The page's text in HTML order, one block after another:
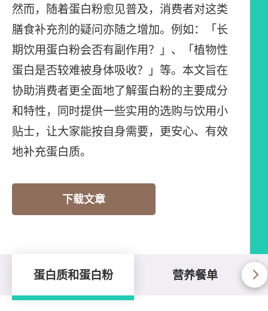
然而，随着蛋白粉愈见普及，消费者对这类
膳食补充剂的疑问亦随之增加。例如：「长
期饮用蛋白粉会否有副作用？」、「植物性
蛋白是否较难被身体吸收？」等。本文旨在
协助消费者更全面地了解蛋白粉的主要成分
和特性，同时提供一些实用的选购与饮用小
贴士，让大家能按自身需要，更安心、有效
地补充蛋白质。
下载文章
蛋白质和蛋白粉 营养餐单
蛋白质和蛋白粉